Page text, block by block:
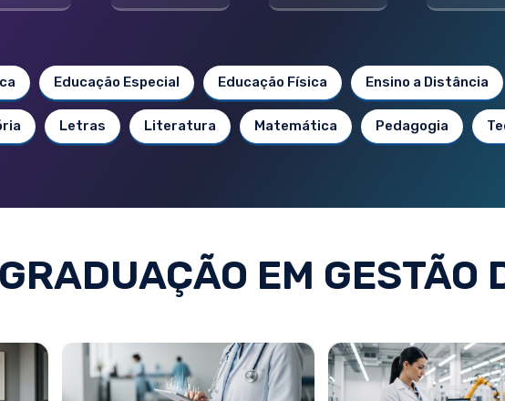
Educação Especial Educação Física Ensino a Distância
Letras Literatura Matemática Pedagogia
EM GESTÃO